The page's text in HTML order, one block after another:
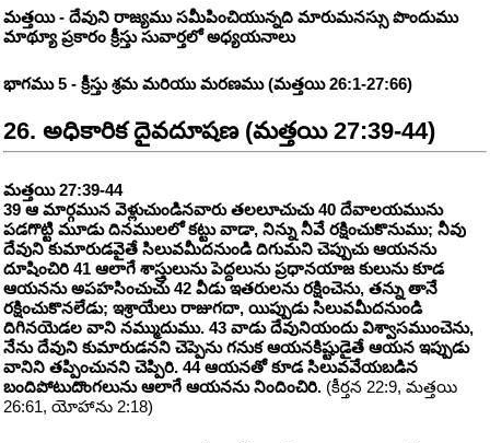
మత్తయి - దేవుని రాజ్యము సమీపించియున్నది మారుమనస్సు పొందుము
మాథ్యూ ప్రకారం క్రీస్తు సువార్తలో అధ్యయనాలు
భాగము 5 - క్రీస్తు శ్రమ మరియు మరణము (మత్తయి 26:1-27:66)
26. అధికారిక దైవదూషణ (మత్తయి 27:39-44)
మత్తయి 27:39-44
39 ఆ మార్గమున వెళ్లుచుండినవారు తలలూచుచు 40 దేవాలయమును
పడగొట్టి మూడు దినములలో కట్టు వాడా, నిన్ను నీవే రక్షించుకొనుము; నీవు
దేవుని కుమారుడవైతే సిలువమీదనుండి దిగుమని చెప్పుచు ఆయనను
దూషించిరి 41 ఆలాగే శాస్త్రులును పెద్దలును ప్రధానయాజ కులును కూడ
ఆయనను అపహసించుచు 42 వీడు ఇతరులను రక్షించెను, తన్ను తానే
రక్షించుకొనలేడు; ఇశ్రాయేలు రాజుగదా, యిప్పుడు సిలువమీదనుండి
దిగినయెడల వాని నమ్ముదుము. 43 వాడు దేవునియందు విశ్వాసముంచెను,
నేను దేవుని కుమారుడనని చెప్పెను గనుక ఆయనకిష్టుడైతే ఆయన ఇప్పుడు
వానిని తప్పించునని చెప్పిరి. 44 ఆయనతో కూడ సిలువవేయబడిన
బందిపోటుదొంగలును ఆలాగే ఆయనను నిందించిరి. (కీర్తన 22:9, మత్తయి
26:61, యోహాను 2:18)